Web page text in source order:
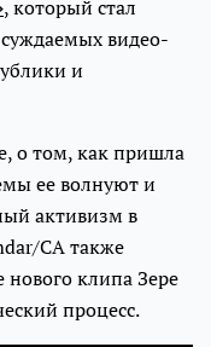
, который стал
видео-
и
о том, как пришла
ее волнуют и
активизм в
CA также
клипа Зере
процесс.